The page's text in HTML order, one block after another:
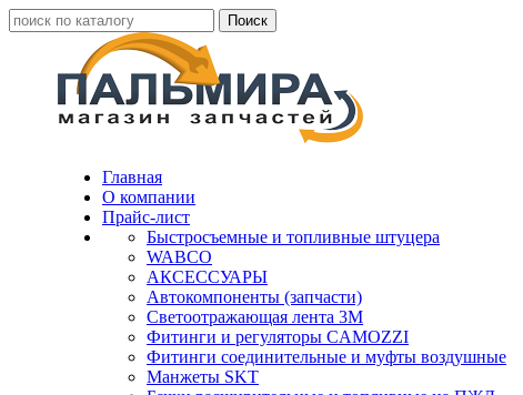
Главная
О компании
Прайс-лист
Быстросъемные и топливные штуцера
WABCO
АКСЕССУАРЫ
Автокомпоненты (запчасти)
Светоотражающая лента 3М
Фитинги и регуляторы CAMOZZI
Фитинги соединительные и муфты воздушные
Манжеты SKT